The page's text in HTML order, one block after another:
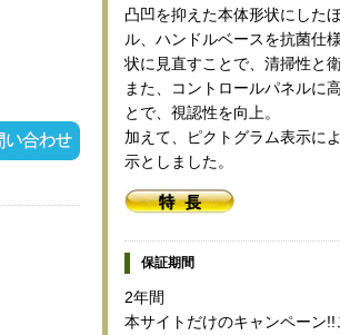
凸凹を抑えた本体形状にした
ル、ハンドルベースを抗菌仕
状に見直すことで、清掃性と
また、コントロールパネルに
とで、視認性を向上。
加えて、ピクトグラム表示に
示としました。
保証期間
2年間
本サイトだけのキャンペーン